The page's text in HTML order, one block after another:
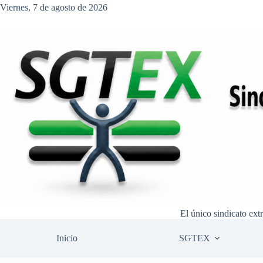
Saltar
Viernes, 7 de agosto de 2026
El único sindicato
Inicio SGTEX